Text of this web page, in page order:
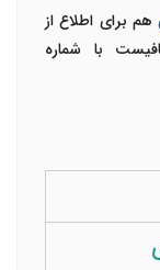
هم برای اطلاع از
با شماره